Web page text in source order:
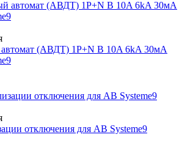
(АВДТ) 1P+N B 10A 6kA 30мА
отключения для АВ Systeme9